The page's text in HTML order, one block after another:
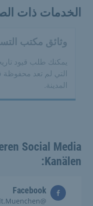
الخدمات ذات
وثائق مكتب
يمكنك طلب قيود
التي لم تعد
المدينة.
Social Media
Kanälen:
Facebook
@Stadt.Muenchen